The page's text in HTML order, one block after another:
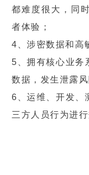
都难度很大，同
者体验；
4、涉密数据和高
5、拥有核心业务
数据，发生泄露风
6、运维、开发、
三方人员行为进